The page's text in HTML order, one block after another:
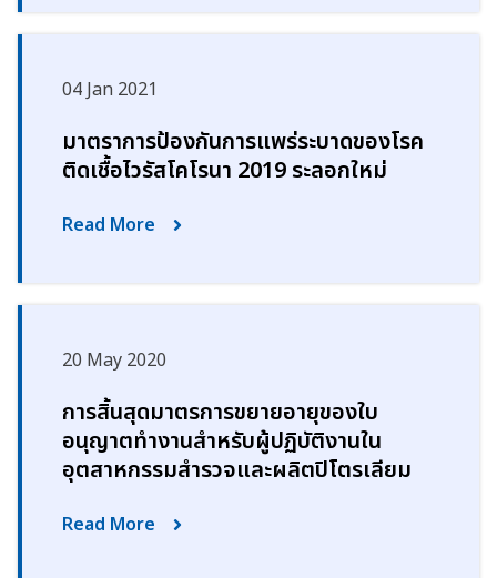
04 Jan 2021
มาตราการป้องกันการแพร่ระบาดของโรค
ติดเชื้อไวรัสโคโรนา 2019 ระลอกใหม่
Read More
20 May 2020
การสิ้นสุดมาตรการขยายอายุของใบ
อนุญาตทำงานสำหรับผู้ปฏิบัติงานใน
อุตสาหกรรมสำรวจและผลิตปิโตรเลียม
Read More